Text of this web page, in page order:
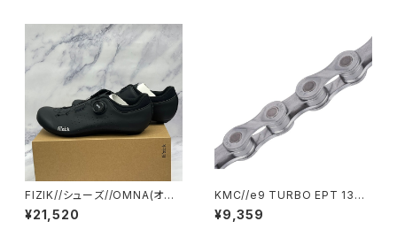
FIZIK//シューズ//OMNA(オム
ナ) WIDE L6, WIDE BOA L6
[BK/BK](フィジーク)
¥21,520
KMC//e9 TURBO EPT 136
L//KMC-E9-TB-EPT-01//ケ
ーエムシー
¥9,359